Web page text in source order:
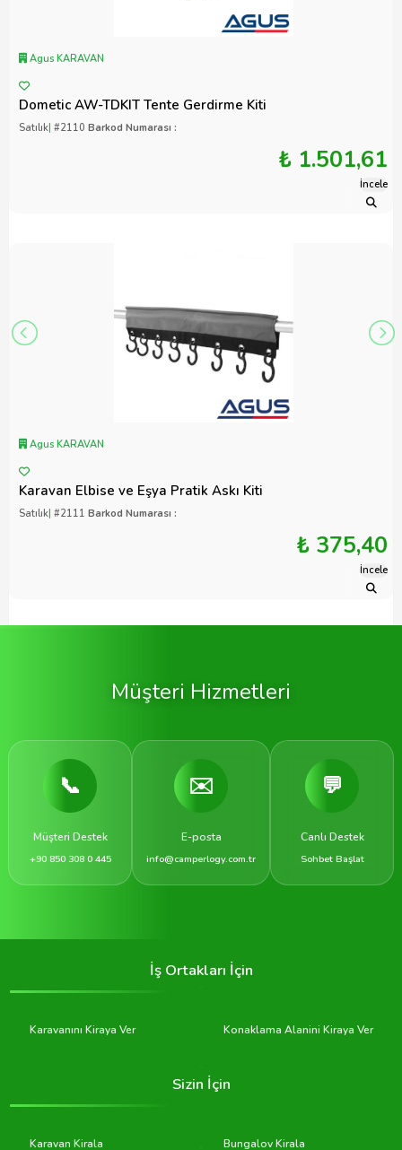
Agus KARAVAN
Dometic AW-TDKIT Tente Gerdirme Kiti
Satılık| #2110 Barkod Numarası :
₺ 1.501,61
İncele
Agus KARAVAN
Karavan Elbise ve Eşya Pratik Askı Kiti
Satılık| #2111 Barkod Numarası :
₺ 375,40
İncele
Müşteri Hizmetleri
📞
Müşteri Destek
+90 850 308 0 445
✉️
E-posta
info@camperlogy.com.tr
💬
Canlı Destek
Sohbet Başlat
İş Ortakları İçin
Karavanını Kiraya Ver Konaklama Alanini Kiraya Ver
Sizin İçin
Karavan Kirala Bungalov Kirala